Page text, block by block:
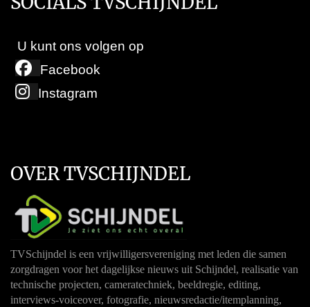
U kunt ons volgen op
Facebook
Instagram
OVER TVSCHIJNDEL
TVSchijndel is een vrijwilligersvereniging met leden die samen
zorgdragen voor het dagelijkse nieuws uit Schijndel, realisatie van
technische projecten, cameratechniek, beeldregie, editing,
interviews-voiceover, fotografie, nieuwsredactie/itemplanning,